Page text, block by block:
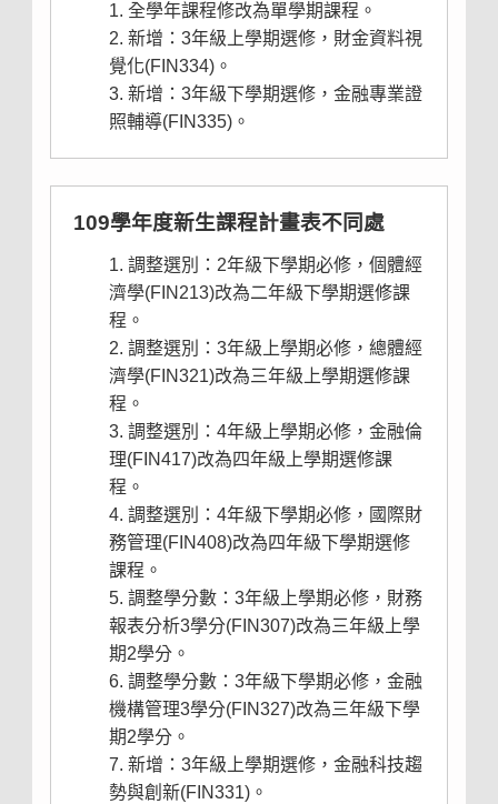
全學年課程修改為單學期課程。
新增：3年級上學期選修，財金資料視
覺化(FIN334)。
新增：3年級下學期選修，金融專業證
照輔導(FIN335)。
109學年度新生課程計畫表不同處
調整選別：2年級下學期必修，個體經
濟學(FIN213)改為二年級下學期選修課
程。
調整選別：3年級上學期必修，總體經
濟學(FIN321)改為三年級上學期選修課
程。
調整選別：4年級上學期必修，金融倫
理(FIN417)改為四年級上學期選修課
程。
調整選別：4年級下學期必修，國際財
務管理(FIN408)改為四年級下學期選修
課程。
調整學分數：3年級上學期必修，財務
報表分析3學分(FIN307)改為三年級上學
期2學分。
調整學分數：3年級下學期必修，金融
機構管理3學分(FIN327)改為三年級下學
期2學分。
新增：3年級上學期選修，金融科技趨
勢與創新(FIN331)。